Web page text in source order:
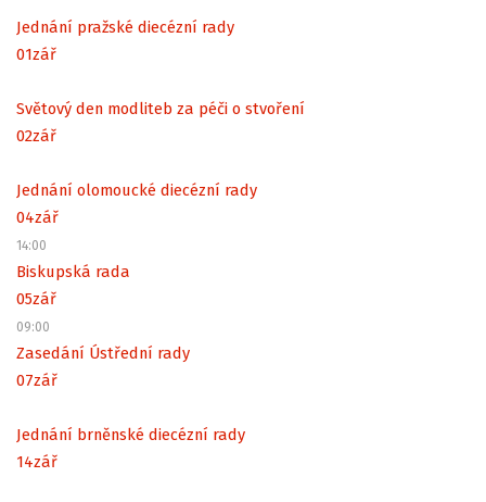
Jednání pražské diecézní rady
01zář
Světový den modliteb za péči o stvoření
02zář
Jednání olomoucké diecézní rady
04zář
14:00
Biskupská rada
05zář
09:00
Zasedání Ústřední rady
07zář
Jednání brněnské diecézní rady
14zář